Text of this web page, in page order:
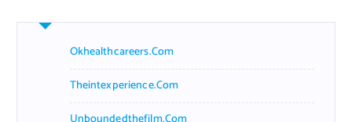
Okhealthcareers.com
Theintexperience.com